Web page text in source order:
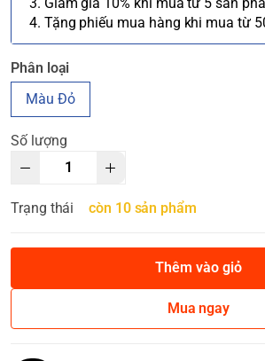
4. Tặng phiếu mua hàng khi mua từ
Phân loại
Màu Đỏ
Số lượng
Trạng thái còn 10 sản phẩm
Thêm vào giỏ
Mua ngay